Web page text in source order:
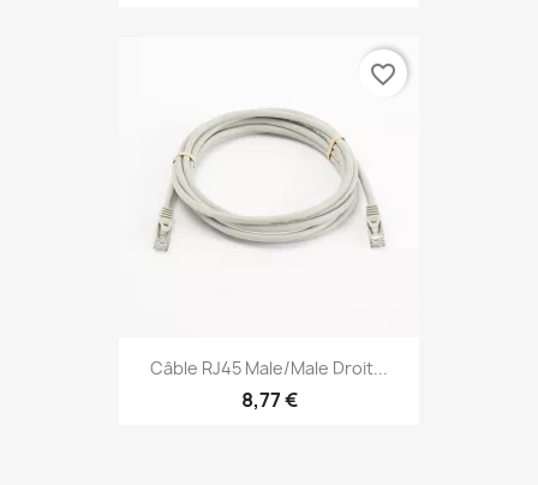
Câble RJ45 Male/Male Droit...
8,77 €
favorite_border